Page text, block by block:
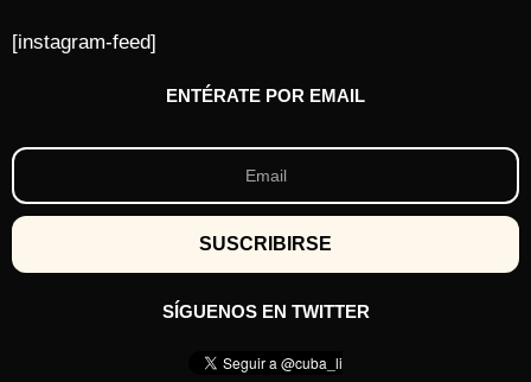
[instagram-feed]
ENTÉRATE POR EMAIL
SÍGUENOS EN TWITTER